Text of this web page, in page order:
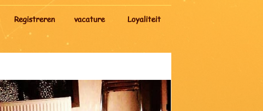
Registreren vacature Loyaliteit